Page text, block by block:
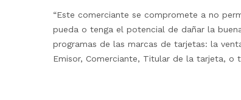
“Este comerciante se compromete a no
pueda o tenga el potencial de dañar la
programas de las marcas de tarjetas: la
Emisor, Comerciante, Titular de la tarjeta, o